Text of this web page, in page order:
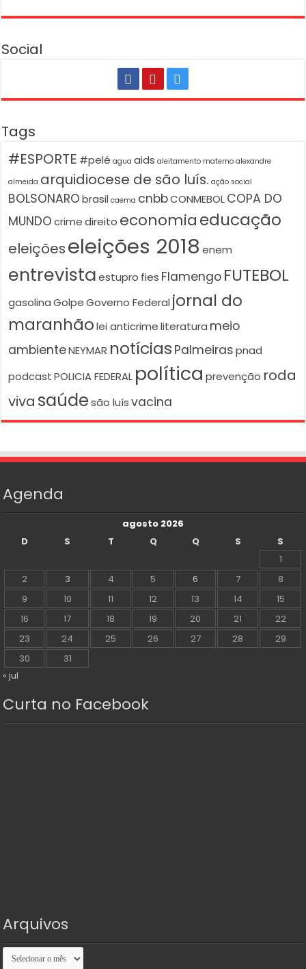
Social
Tags
#ESPORTE #pelé agua aids aleitamento materno alexandre
almeida arquidiocese de são luís. ação social
BOLSONARO brasil caema cnbbCONMEBOLCOPA DO
MUNDO crime direito economiaeducação
eleiçõeseleições 2018 enem
entrevista estupro fies Flamengo FUTEBOL
gasolina Golpe Governo Federal jornal do
maranhão lei anticrime literatura meio
ambienteNEYMAR notícias Palmeiras pnad
podcast POLICIA FEDERAL política prevenção roda
viva saúde são luís vacina
Agenda
agosto 2026
D
S T Q Q S
S
1
2
3 4 5 6 7
8
9
10 11 12 13 14
15
16
17 18 19 20 21
22
23
24 25 26 27 28
29
30
31
« jul
Curta no Facebook
Arquivos
Arquivos